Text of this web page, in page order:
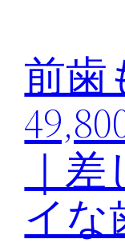
前歯
｜
イな